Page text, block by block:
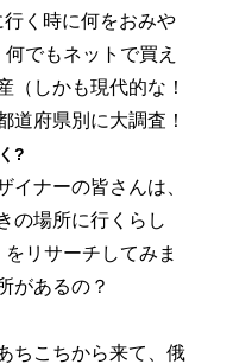
く時に何をおみや
でもネットで買え
（しかも現代的な！
道府県別に大調査！
?
イナーの皆さんは、
の場所に行くらし
リサーチしてみま
があるの？
ちこちから来て、俄